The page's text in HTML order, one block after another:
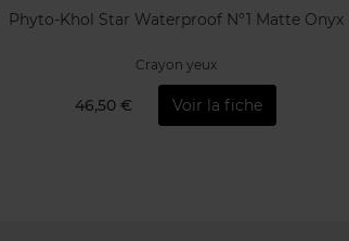
Phyto-Khol Star Waterproof N°1 Matte Onyx
Crayon yeux
46,50 € Voir la fiche